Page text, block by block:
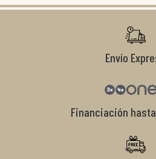
Envío
Financiación